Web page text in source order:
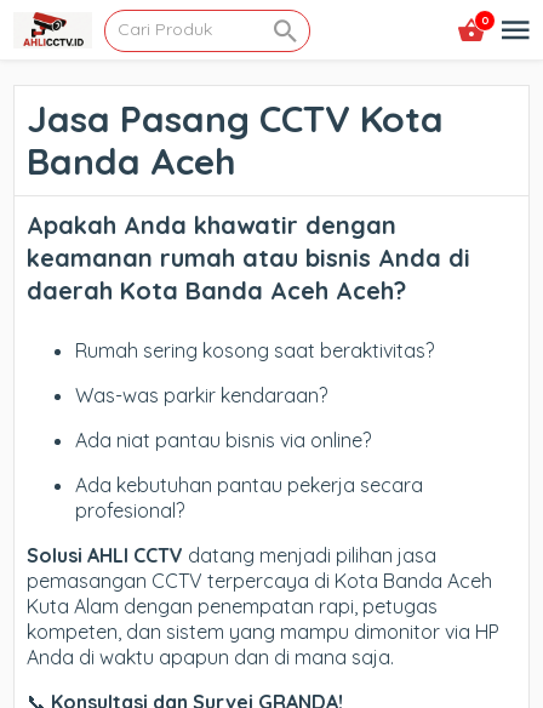
0
Jasa Pasang CCTV Kota
Banda Aceh
Apakah Anda khawatir dengan
keamanan rumah atau bisnis Anda di
daerah Kota Banda Aceh Aceh?
Rumah sering kosong saat beraktivitas?
Was-was parkir kendaraan?
Ada niat pantau bisnis via online?
Ada kebutuhan pantau pekerja secara
profesional?
Solusi AHLI CCTV datang menjadi pilihan jasa
pemasangan CCTV terpercaya di Kota Banda Aceh
Kuta Alam dengan penempatan rapi, petugas
kompeten, dan sistem yang mampu dimonitor via HP
Anda di waktu apapun dan di mana saja.
📞 Konsultasi dan Survei GRANDA!